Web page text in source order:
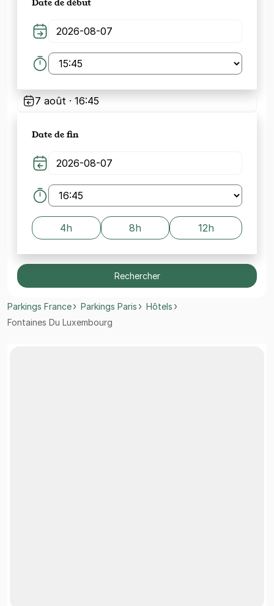
7 août · 16:45
Date de fin
4h 8h 12h
Rechercher
Parkings France Parkings Paris
Hôtels
Fontaines Du Luxembourg